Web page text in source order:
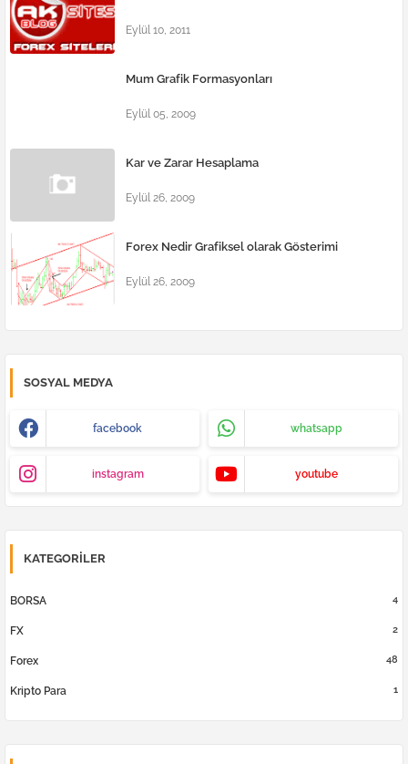
Eylül 10, 2011
Mum Grafik Formasyonları
Eylül 05, 2009
Kar ve Zarar Hesaplama
Eylül 26, 2009
Forex Nedir Grafiksel olarak Gösterimi
Eylül 26, 2009
SOSYAL MEDYA
facebook whatsapp
instagram youtube
KATEGORILER
BORSA 4
FX 2
Forex 48
Kripto Para 1